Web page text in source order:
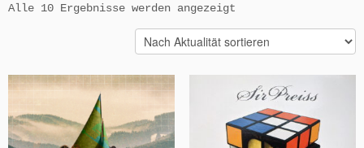
Alle 10 Ergebnisse werden angezeigt
sortiert